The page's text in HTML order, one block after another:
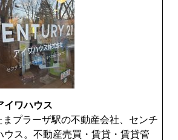
イワハウス
プラーザ駅の不動産会社、センチ
ウス。不動産売買・賃貸・賃貸管